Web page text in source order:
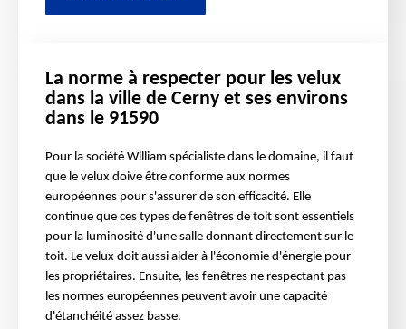
La norme à respecter pour les velux
dans la ville de Cerny et ses environs
dans le 91590
Pour la société William spécialiste dans le domaine, il faut
que le velux doive être conforme aux normes
européennes pour s'assurer de son efficacité. Elle
continue que ces types de fenêtres de toit sont essentiels
pour la luminosité d'une salle donnant directement sur le
toit. Le velux doit aussi aider à l'économie d'énergie pour
les propriétaires. Ensuite, les fenêtres ne respectant pas
les normes européennes peuvent avoir une capacité
d'étanchéité assez basse.